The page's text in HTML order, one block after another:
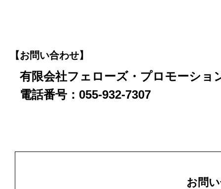
【お問い合わせ】
有限会社フェローズ・プロモーショ
電話番号：055-932-7307
お問